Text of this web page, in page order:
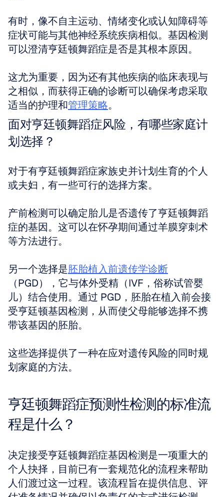
有时，像不自主运动、情绪变化或认知障碍等
症状可能与其他神经系统疾病相似。基因检测
可以澄清亨廷顿舞蹈症是否是其根本原因。
这尤为重要，因为还有其他疾病的临床表现与
之相似，而获得正确的诊断可以确保考虑采取
适当的护理和管理策略。
面对亨廷顿舞蹈症风险，有哪些家庭计
划选择？
对于有亨廷顿舞蹈症家族史并计划生育的个人
或夫妇，有一些可行的选择方案。
产前检测可以确定胎儿是否遗传了亨廷顿舞蹈
症的基因。这可以在怀孕期间通过羊膜穿刺术
等方法进行。
另一个选择是胚胎植入前遗传学诊断
（PGD），它与体外受精（IVF，俗称试管婴
儿）结合使用。通过 PGD，胚胎在植入前会接
受亨廷顿基因检测，从而使父母能够选择不携
带该基因的胚胎。
这些选择提供了一种在应对遗传风险的同时规
划家庭的方法。
亨廷顿舞蹈症预测性检测的标准流
程是什么？
决定接受亨廷顿舞蹈症基因检测是一项重大的
个人抉择，目前已有一套规范化的流程来帮助
人们渡过这一过程。该流程旨在提供信息、评